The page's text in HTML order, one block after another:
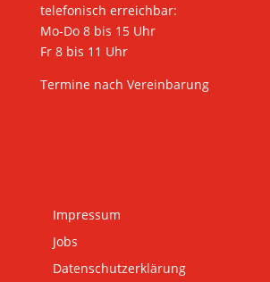
telefonisch erreichbar:
Mo-Do 8 bis 15 Uhr
Fr 8 bis 11 Uhr
Termine nach Vereinbarung
Impressum
Jobs
Datenschutzerklärung